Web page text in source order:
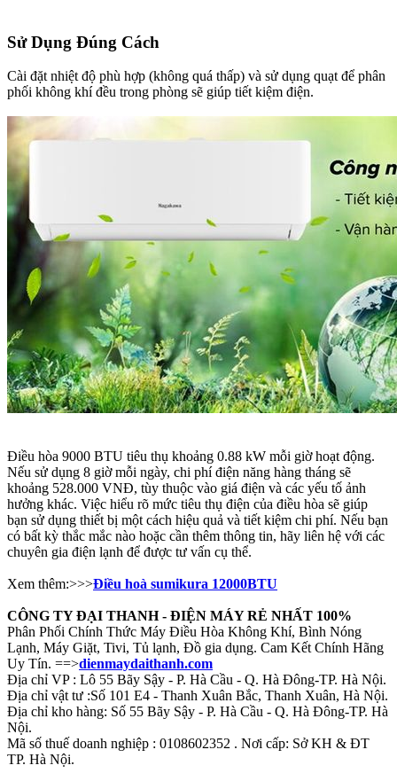
Sử Dụng Đúng Cách​
Cài đặt nhiệt độ phù hợp (không quá thấp) và sử dụng quạt để phân
phối không khí đều trong phòng sẽ giúp tiết kiệm điện.
Điều hòa 9000 BTU tiêu thụ khoảng 0.88 kW mỗi giờ hoạt động.
Nếu sử dụng 8 giờ mỗi ngày, chi phí điện năng hàng tháng sẽ
khoảng 528.000 VNĐ, tùy thuộc vào giá điện và các yếu tố ảnh
hưởng khác. Việc hiểu rõ mức tiêu thụ điện của điều hòa sẽ giúp
bạn sử dụng thiết bị một cách hiệu quả và tiết kiệm chi phí. Nếu bạn
có bất kỳ thắc mắc nào hoặc cần thêm thông tin, hãy liên hệ với các
chuyên gia điện lạnh để được tư vấn cụ thể.
Xem thêm:>>>Điều hoà sumikura 12000BTU
CÔNG TY ĐẠI THANH - ĐIỆN MÁY RẺ NHẤT 100%
Phân Phối Chính Thức Máy Điều Hòa Không Khí, Bình Nóng
Lạnh, Máy Giặt, Tivi, Tủ lạnh, Đồ gia dụng. Cam Kết Chính Hãng
Uy Tín. ==>dienmaydaithanh.com
Địa chỉ VP : Lô 55 Bãy Sậy - P. Hà Cầu - Q. Hà Đông-TP. Hà Nội.
Địa chỉ vật tư :Số 101 E4 - Thanh Xuân Bắc, Thanh Xuân, Hà Nội.
Địa chỉ kho hàng: Số 55 Bãy Sậy - P. Hà Cầu - Q. Hà Đông-TP. Hà
Nội.
Mã số thuế doanh nghiệp : 0108602352 . Nơi cấp: Sở KH & ĐT
TP. Hà Nội.